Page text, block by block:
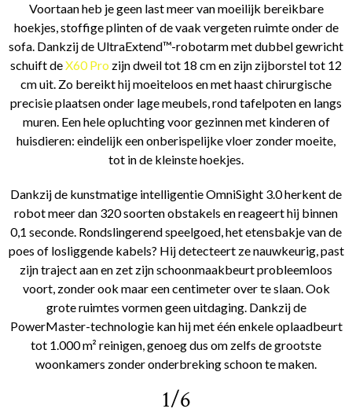
Voortaan heb je geen last meer van moeilijk bereikbare
hoekjes, stoffige plinten of de vaak vergeten ruimte onder de
sofa. Dankzij de UltraExtend™-robotarm met dubbel gewricht
schuift deX60 Pro zijn dweil tot 18 cm en zijn zijborstel tot 12
cm uit. Zo bereikt hij moeiteloos en met haast chirurgische
precisie plaatsen onder lage meubels, rond tafelpoten en langs
muren. Een hele opluchting voor gezinnen met kinderen of
huisdieren: eindelijk een onberispelijke vloer zonder moeite,
tot in de kleinste hoekjes.
Dankzij de kunstmatige intelligentie OmniSight 3.0 herkent de
robot meer dan 320 soorten obstakels en reageert hij binnen
0,1 seconde. Rondslingerend speelgoed, het etensbakje van de
poes of losliggende kabels? Hij detecteert ze nauwkeurig, past
zijn traject aan en zet zijn schoonmaakbeurt probleemloos
voort, zonder ook maar een centimeter over te slaan. Ook
grote ruimtes vormen geen uitdaging. Dankzij de
PowerMaster-technologie kan hij met één enkele oplaadbeurt
tot 1.000 m² reinigen, genoeg dus om zelfs de grootste
woonkamers zonder onderbreking schoon te maken.
1/6